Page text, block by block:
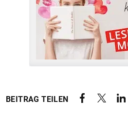
BEITRAG TEILEN